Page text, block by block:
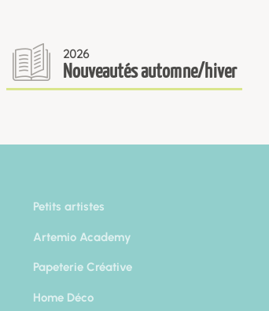
2026
Nouveautés automne/hiver
Petits artistes
Artemio Academy
Papeterie Créative
Home Déco